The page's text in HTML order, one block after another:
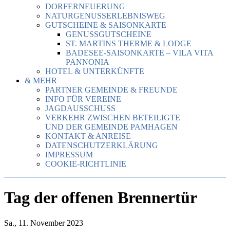
DORFERNEUERUNG
NATURGENUSSERLEBNISWEG
GUTSCHEINE & SAISONKARTE
GENUSSGUTSCHEINE
ST. MARTINS THERME & LODGE
BADESEE-SAISONKARTE – VILA VITA
PANNONIA
HOTEL & UNTERKÜNFTE
& MEHR
PARTNER GEMEINDE & FREUNDE
INFO FÜR VEREINE
JAGDAUSSCHUSS
VERKEHR ZWISCHEN BETEILIGTE
UND DER GEMEINDE PAMHAGEN
KONTAKT & ANREISE
DATENSCHUTZERKLÄRUNG
IMPRESSUM
COOKIE-RICHTLINIE
Tag der offenen Brennertür
Sa., 11. November 2023